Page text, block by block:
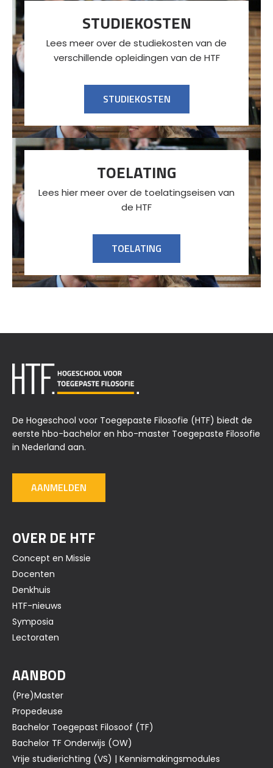
STUDIEKOSTEN
Lees meer over de studiekosten van de
verschillende opleidingen van de HTF
STUDIEKOSTEN
TOELATING
Lees hier meer over de toelatingseisen van
de HTF
TOELATING
De Hogeschool voor Toegepaste Filosofie (HTF) biedt de
eerste hbo-bachelor en hbo-master Toegepaste Filosofie
in Nederland aan.
AANMELDEN
OVER DE HTF
Concept en Missie
Docenten
Denkhuis
HTF-nieuws
Symposia
Lectoraten
AANBOD
(Pre)Master
Propedeuse
Bachelor Toegepast Filosoof (TF)
Bachelor TF Onderwijs (OW)
Vrije studierichting (VS) | Kennismakingsmodules